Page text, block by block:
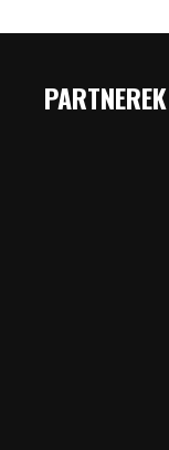
PARTNEREK